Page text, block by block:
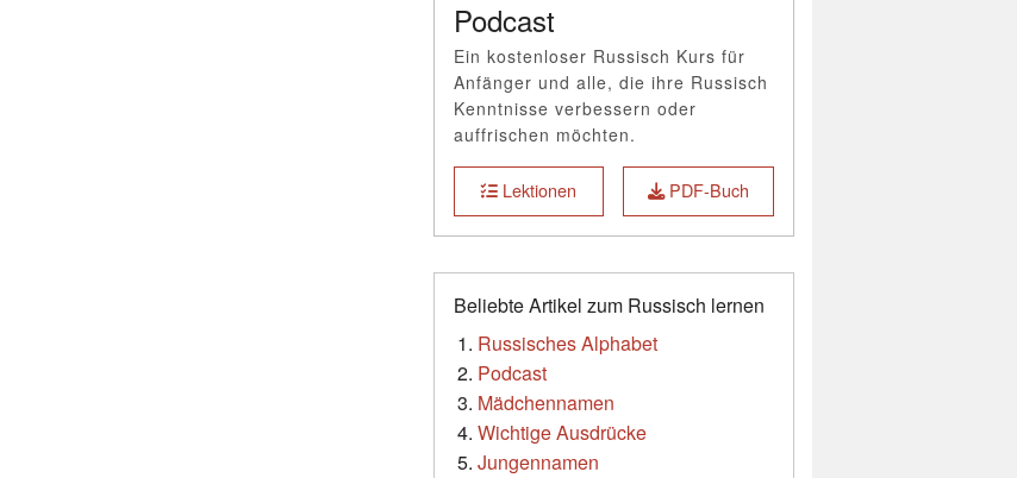
Podcast
Ein kostenloser Russisch Kurs für
Anfänger und alle, die ihre Russisch
Kenntnisse verbessern oder
auffrischen möchten.
Lektionen PDF-Buch
Beliebte Artikel zum Russisch lernen
Russisches Alphabet
Podcast
Mädchennamen
Wichtige Ausdrücke
Jungennamen